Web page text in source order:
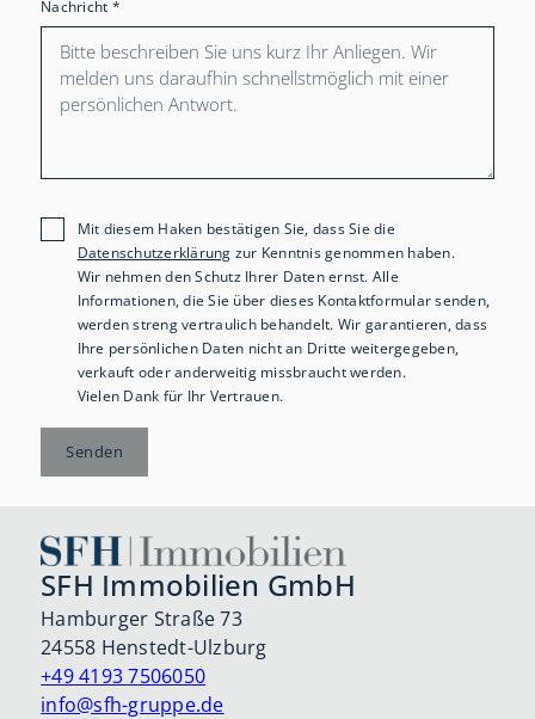
Nachricht *
Mit diesem Haken bestätigen Sie, dass Sie die
Datenschutzerklärung zur Kenntnis genommen haben.
Wir nehmen den Schutz Ihrer Daten ernst. Alle
Informationen, die Sie über dieses Kontaktformular senden,
werden streng vertraulich behandelt. Wir garantieren, dass
Ihre persönlichen Daten nicht an Dritte weitergegeben,
verkauft oder anderweitig missbraucht werden.
Vielen Dank für Ihr Vertrauen.
Senden
SFH Immobilien GmbH
Hamburger Straße 73
24558 Henstedt-Ulzburg
+49 4193 7506050
info@sfh-gruppe.de